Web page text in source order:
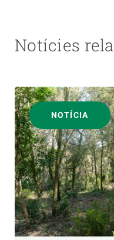
Notícies
NOTÍCIA